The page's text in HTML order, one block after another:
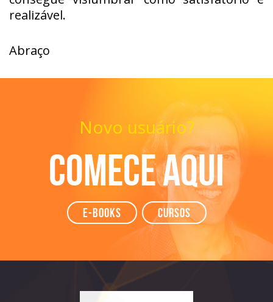
realizável.
Abraço
Novo usuário?
Comece aqui
e-books Cursos